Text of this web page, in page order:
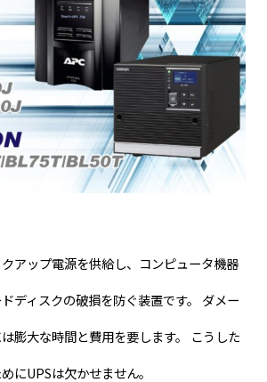
アップ電源を供給し、コンピュータ機器
ディスクの破損を防ぐ装置です。 ダメー
膨大な時間と費用を要します。 こうした
にUPSは欠かせません。